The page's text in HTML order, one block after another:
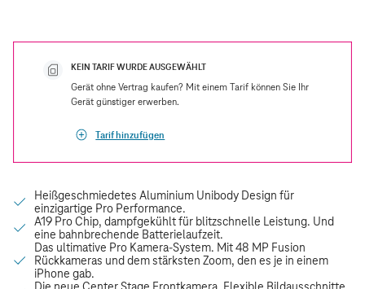
KEIN TARIF WURDE AUSGEWÄHLT
Gerät ohne Vertrag kaufen? Mit einem Tarif können Sie Ihr
Gerät günstiger erwerben.
Tarif hinzufügen